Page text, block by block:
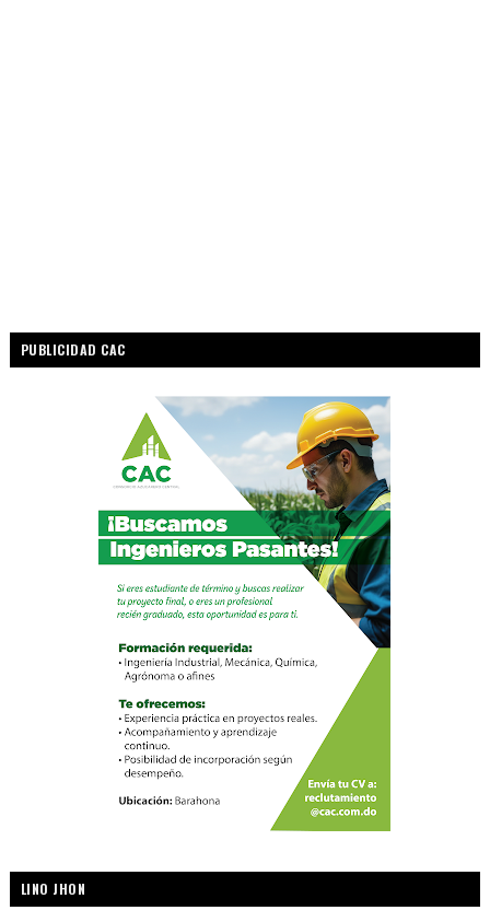
PUBLICIDAD CAC
LINO JHON